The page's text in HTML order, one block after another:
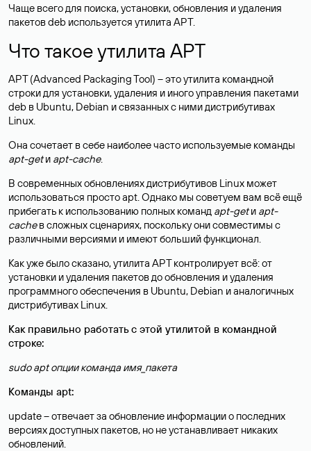
Чаще всего для поиска, установки, обновления и удаления
пакетов deb используется утилита APT.
Что такое утилита APT
APT (Advanced Packaging Tool) – это утилита командной
строки для установки, удаления и иного управления пакетами
deb в Ubuntu, Debian и связанных с ними дистрибутивах
Linux.
Она сочетает в себе наиболее часто используемые команды
apt-getи apt-cache.
В современных обновлениях дистрибутивов Linux может
использоваться просто apt. Однако мы советуем вам всё ещё
прибегать к использованию полных команд apt-getи apt-
cacheв сложных сценариях, поскольку они совместимы с
различными версиями и имеют больший функционал.
Как уже было сказано, утилита APT контролирует всё: от
установки и удаления пакетов до обновления и удаления
программного обеспечения в Ubuntu, Debian и аналогичных
дистрибутивах Linux.
Как правильно работать с этой утилитой в командной
строке:
sudo apt опции команда имя_пакета
Команды apt:
update – отвечает за обновление информации о последних
версиях доступных пакетов, но не устанавливает никаких
обновлений.